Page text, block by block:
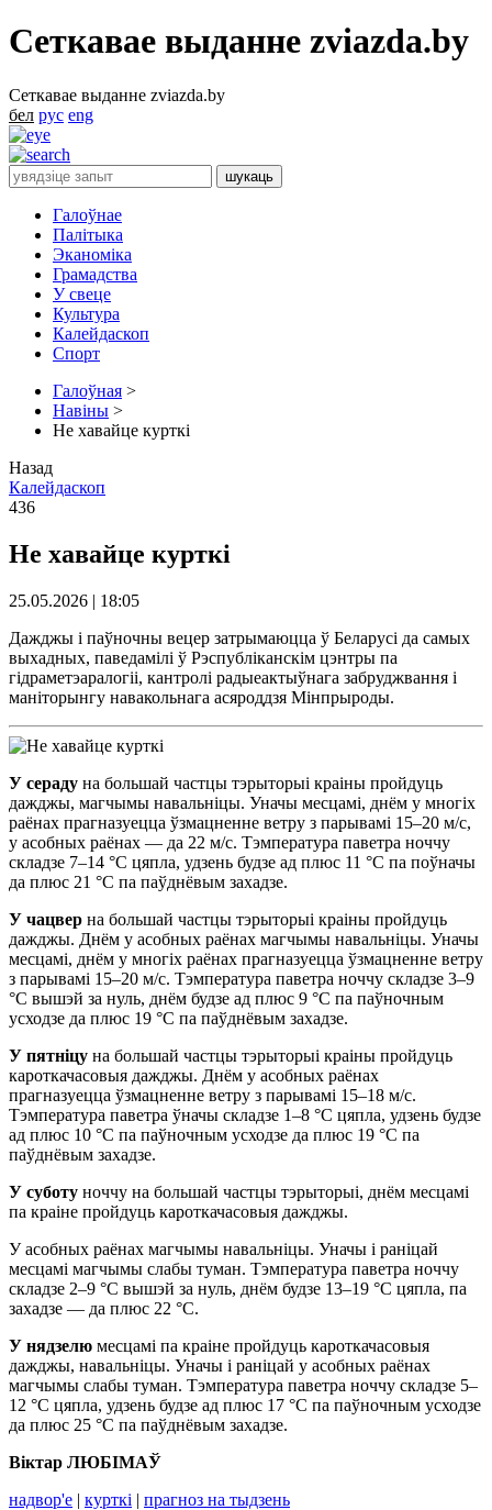
Сеткавае выданне zviazda.by
Сеткавае выданне zviazda.by
бел рус eng
Галоўнае
Палітыка
Эканоміка
Грамадства
У свеце
Культура
Калейдаскоп
Спорт
Галоўная >
Навіны >
Не хавайце курткі
Назад
Калейдаскоп
436
Не хавайце курткі
25.05.2026 | 18:05
Дажджы і паўночны вецер затрымаюцца ў Беларусі да самых
выхадных, паведамілі ў Рэспубліканскім цэнтры па
гідраметэаралогіі, кантролі радыеактыўнага забруджвання і
маніторынгу навакольнага асяроддзя Мінпрыроды.
У сераду на большай частцы тэрыторыі краіны пройдуць
дажджы, магчымы навальніцы. Уначы месцамі, днём у многіх
раёнах прагназуецца ўзмацненне ветру з парывамі 15–20 м/с,
у асобных раёнах — да 22 м/с. Тэмпература паветра ноччу
складзе 7–14 °С цяпла, удзень будзе ад плюс 11 °С па поўначы
да плюс 21 °С па паўднёвым захадзе.
У чацвер на большай частцы тэрыторыі краіны пройдуць
дажджы. Днём у асобных раёнах магчымы навальніцы. Уначы
месцамі, днём у многіх раёнах прагназуецца ўзмацненне ветру
з парывамі 15–20 м/с. Тэмпература паветра ноччу складзе 3–9
°С вышэй за нуль, днём будзе ад плюс 9 °С па паўночным
усходзе да плюс 19 °С па паўднёвым захадзе.
У пятніцу на большай частцы тэрыторыі краіны пройдуць
кароткачасовыя дажджы. Днём у асобных раёнах
прагназуецца ўзмацненне ветру з парывамі 15–18 м/с.
Тэмпература паветра ўначы складзе 1–8 °С цяпла, удзень будзе
ад плюс 10 °С па паўночным усходзе да плюс 19 °С па
паўднёвым захадзе.
У суботу ноччу на большай частцы тэрыторыі, днём месцамі
па краіне пройдуць кароткачасовыя дажджы.
У асобных раёнах магчымы навальніцы. Уначы і раніцай
месцамі магчымы слабы туман. Тэмпература паветра ноччу
складзе 2–9 °С вышэй за нуль, днём будзе 13–19 °С цяпла, па
захадзе — да плюс 22 °С.
У нядзелю месцамі па краіне пройдуць кароткачасовыя
дажджы, навальніцы. Уначы і раніцай у асобных раёнах
магчымы слабы туман. Тэмпература паветра ноччу складзе 5–
12 °С цяпла, удзень будзе ад плюс 17 °С па паўночным усходзе
да плюс 25 °С па паўднёвым захадзе.
Віктар ЛЮБІМАЎ
надвор'е | курткі | прагноз на тыдзень